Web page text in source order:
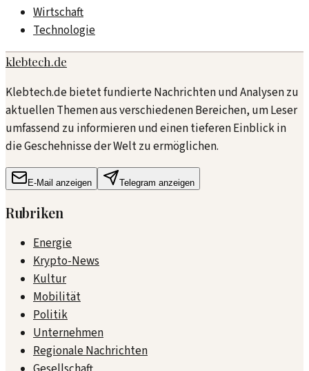
Wirtschaft
Technologie
klebtech.de
Klebtech.de bietet fundierte Nachrichten und Analysen zu
aktuellen Themen aus verschiedenen Bereichen, um Leser
umfassend zu informieren und einen tieferen Einblick in
die Geschehnisse der Welt zu ermöglichen.
E-Mail anzeigen Telegram anzeigen
Rubriken
Energie
Krypto-News
Kultur
Mobilität
Politik
Unternehmen
Regionale Nachrichten